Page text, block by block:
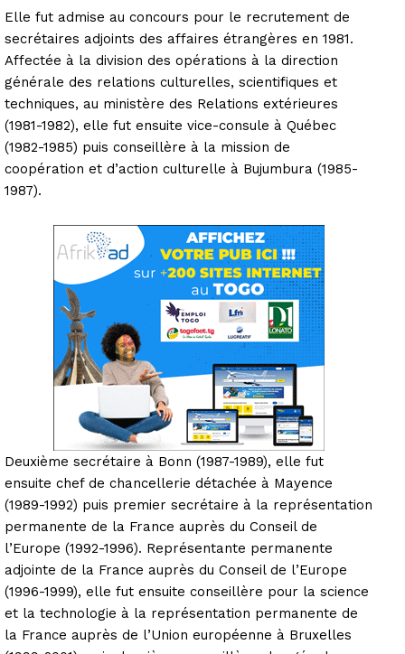
Elle fut admise au concours pour le recrutement de
secrétaires adjoints des affaires étrangères en 1981.
Affectée à la division des opérations à la direction
générale des relations culturelles, scientifiques et
techniques, au ministère des Relations extérieures
(1981-1982), elle fut ensuite vice-consule à Québec
(1982-1985) puis conseillère à la mission de
coopération et d’action culturelle à Bujumbura (1985-
1987).
Deuxième secrétaire à Bonn (1987-1989), elle fut
ensuite chef de chancellerie détachée à Mayence
(1989-1992) puis premier secrétaire à la représentation
permanente de la France auprès du Conseil de
l’Europe (1992-1996). Représentante permanente
adjointe de la France auprès du Conseil de l’Europe
(1996-1999), elle fut ensuite conseillère pour la science
et la technologie à la représentation permanente de
la France auprès de l’Union européenne à Bruxelles